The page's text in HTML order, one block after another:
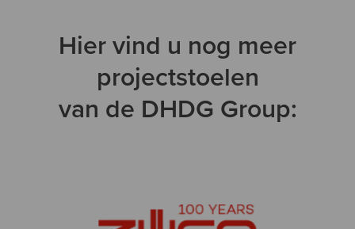
Hier vind u nog meer
projectstoelen
van de DHDG Group: